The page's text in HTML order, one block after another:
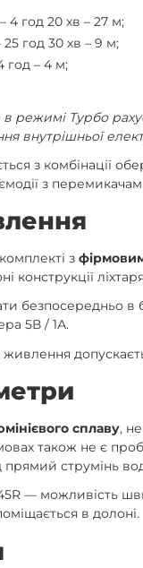
4 год 20 хв – 27 м;
год 30 хв – 9 м;
год – 4 м;
режимі Турбо
внутрішньої
з комбінації
з
з
конструкції
безпосередньо в
5В / 1А.
сплаву,
також не є
струмінь
— можливість
в долоні.